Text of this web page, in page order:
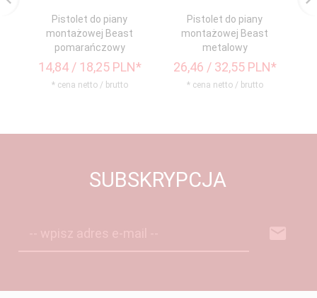
Pistolet do piany
montażowej Beast
pomarańczowy
14,84 / 18,25 PLN*
* cena netto / brutto
Pistolet do piany
montażowej Beast
metalowy
26,46 / 32,55 PLN*
* cena netto / brutto
SUBSKRYPCJA